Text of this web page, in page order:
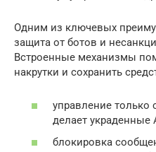
Одним из ключевых
защита от ботов и
Встроенные механизмы
накрутки и сохранить
управление только
делает
блокировка